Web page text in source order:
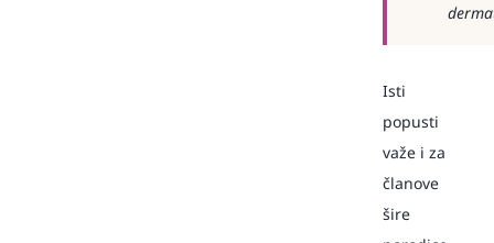
Isti
popusti
važe i za
članove
šire